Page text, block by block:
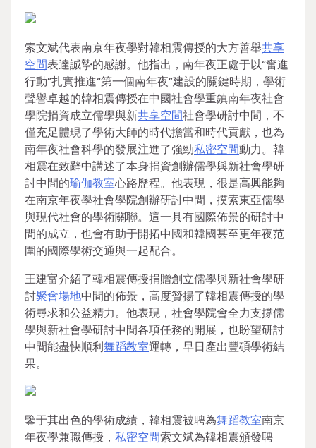
索文斌代表南京年夜學對韓相震傳授的大方善舉共享
空間表達誠摯的感謝。他指出，南年夜正處于以“奮進
行動”扎實推進“第一個南年夜”建設的關鍵時期，學術
聲譽卓越的韓相震傳授在中國社會學重鎮南年夜社會
學院捐資成立儒學與新共享空間社會學研討中間，不
僅充足體現了學術大師的時代擔當和時代貢獻，也為
南年夜社會科學的發展注進了強勁私密空間動力。韓
相震在致辭中講述了本身捐資創辦儒學與新社會學研
討中間的瑜伽教室心路歷程。他表現，很是高興能夠
在南京年夜學社會學院創辦研討中間，摸索東亞儒學
與現代社會的學術關聯。這一具有國際佈景的研討中
間的成立，也會有助于開拓中國和韓國甚至更年夜范
圍的國際學術交通與一起配合。
王建富介紹了韓相震傳授捐贈創立儒學與新社會學研
討聚會場地中間的佈景，高度贊揚了韓相震傳授的學
術尋求和公益精力。他表現，社會學院會全力支撐儒
學與新社會學研討中間各項任務的開展，也盼望研討
中間能盡快順利舞蹈教室運轉，早日產出豐碩學術結
果。
鑒于其出色的學術成績，韓相震被聘為舞蹈教室南京
年夜學兼職傳授， 私密空間索文斌為韓相震頒發聘